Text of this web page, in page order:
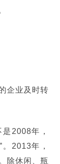
企业及时转
2008年，
2013年，
除休闲、瓶